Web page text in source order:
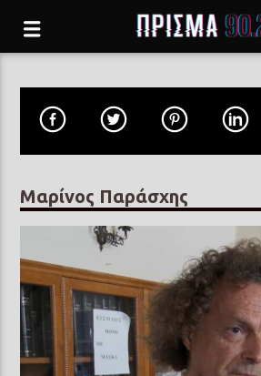
Current track
Μαρίνος Παράσχης